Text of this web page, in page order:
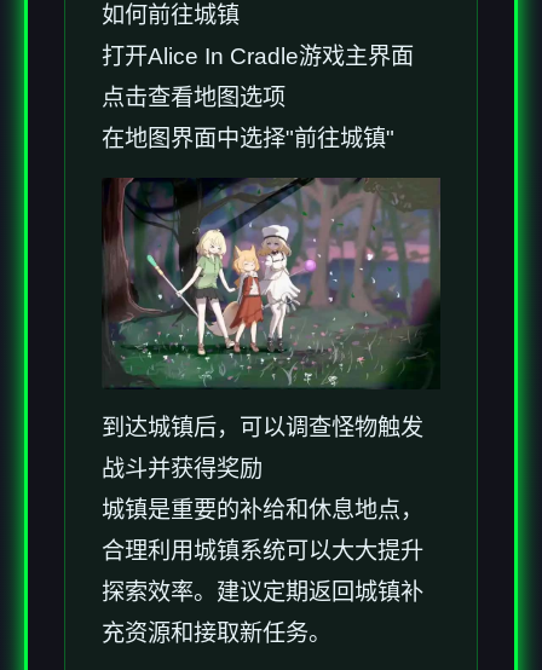
如何前往城镇
打开Alice In Cradle游戏主界面
点击查看地图选项
在地图界面中选择"前往城镇"
到达城镇后，可以调查怪物触发
战斗并获得奖励
城镇是重要的补给和休息地点，
合理利用城镇系统可以大大提升
探索效率。建议定期返回城镇补
充资源和接取新任务。